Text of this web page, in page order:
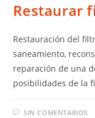
Restaurar
Restauración del
saneamiento,
reparación de una
posibilidades de la
SIN COMENTARIOS